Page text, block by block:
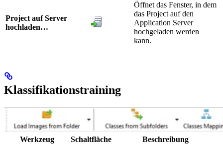
Project auf Server
hochladen…
Öffnet das Fenster, in dem
das Project auf den
Application Server
hochgeladen werden
kann.
Klassifikationstraining
Werkzeug Schaltfläche
Beschreibung